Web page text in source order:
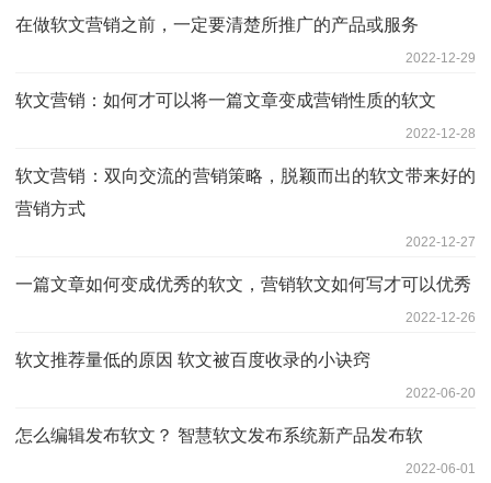
在做软文营销之前，一定要清楚所推广的产品或服务
2022-12-29
软文营销：如何才可以将一篇文章变成营销性质的软文
2022-12-28
软文营销：双向交流的营销策略，脱颖而出的软文带来好的
营销方式
2022-12-27
一篇文章如何变成优秀的软文，营销软文如何写才可以优秀
2022-12-26
软文推荐量低的原因 软文被百度收录的小诀窍
2022-06-20
怎么编辑发布软文？ 智慧软文发布系统新产品发布软
2022-06-01